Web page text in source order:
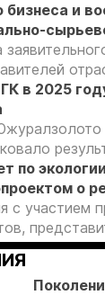
05.08.26
Добыча
золота
на
первом
бизнеса и
в 2025
по
о
с участием